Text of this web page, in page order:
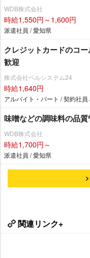
WDB株式会社
時給1,550円～1,600円
派遣社員 / 愛知県
クレジットカードのコ
歓迎
株式会社ベルシステム24
時給1,640円
アルバイト・パート / 契約社員
味噌などの調味料の品
WDB株式会社
時給1,700円～
派遣社員 / 愛知県
関連リンク+